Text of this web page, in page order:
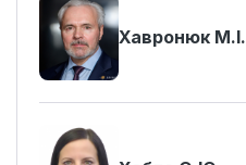
Хавронюк М.І.